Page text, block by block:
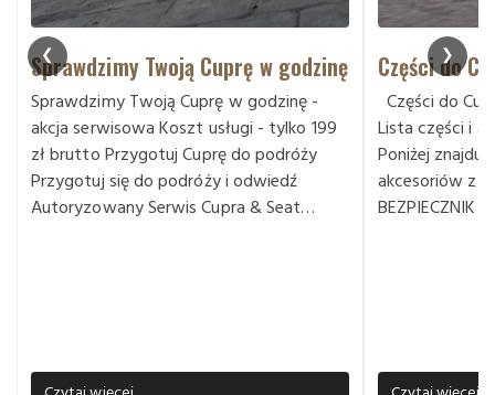
❮
Sprawdzimy Twoją Cuprę w godzinę
Sprawdzimy Twoją Cuprę w godzinę -
akcja serwisowa Koszt usługi - tylko 199
zł brutto Przygotuj Cuprę do podróży
Przygotuj się do podróży i odwiedź
Autoryzowany Serwis Cupra & Seat…
Części do
Części do
Lista części i
Poniżej
akcesoriów z
BEZPIECZNIK
❯